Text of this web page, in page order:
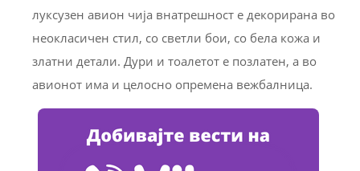
луксузен авион чија внатрешност е декорирана во
неокласичен стил, со светли бои, со бела кожа и
златни детали. Дури и тоалетот е позлатен, а во
авионот има и целосно опремена вежбалница.